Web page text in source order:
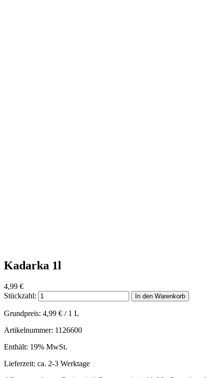
Kadarka 1l
4,99 €
Stückzahl:
In den Warenkorb
Grundpreis: 4,99 € / 1 L
Artikelnummer: 1126600
Enthält: 19% MwSt.
Lieferzeit: ca. 2-3 Werktage